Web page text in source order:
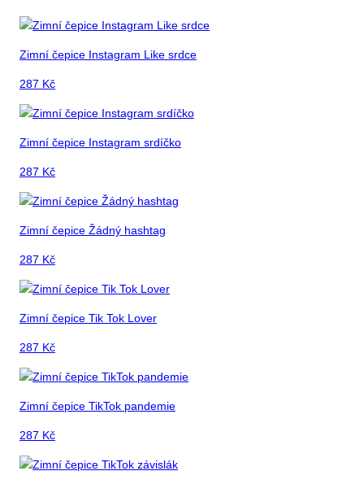
Zimní čepice Instagram Like srdce
287 Kč
Zimní čepice Instagram srdíčko
287 Kč
Zimní čepice Žádný hashtag
287 Kč
Zimní čepice Tik Tok Lover
287 Kč
Zimní čepice TikTok pandemie
287 Kč